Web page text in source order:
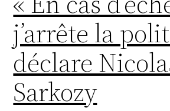
j’arrête la
déclare
Sarkozy